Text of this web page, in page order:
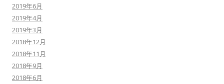
2019年6月
2019年4月
2019年3月
2018年12月
2018年11月
2018年9月
2018年6月